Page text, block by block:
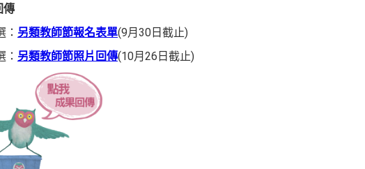
傳
另類教師節報名表單(9月30日截止)
另類教師節照片回傳(10月26日截止)